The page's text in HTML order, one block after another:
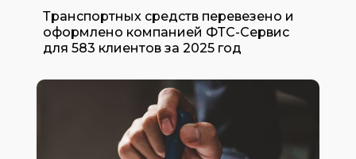
Транспортных средств перевезено и
оформлено компанией ФТС-Сервис
для 583 клиентов за 2025 год